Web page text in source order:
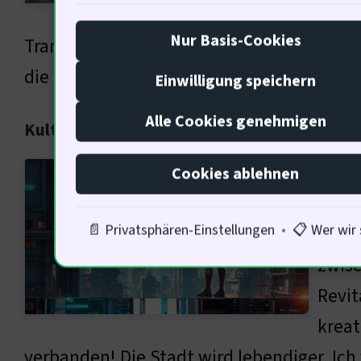
Transformation von Alt zu Neu zieht
die Stadtentwicklung bewerten würden.
Kulturelle Aspekte der
Nur Basis-Cookies
Einwilligung speichern
Alle Cookies genehmigen
Cookies ablehnen
📄 Privatsphären-Einstellungen • 📋 Wer wir